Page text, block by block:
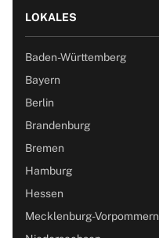
LOKALES
Baden-Württemberg
Bayern
Berlin
Brandenburg
Bremen
Hamburg
Hessen
Mecklenburg-Vorpommern